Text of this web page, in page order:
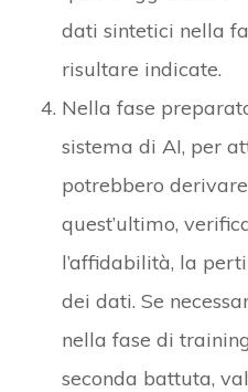
dati sintetici nella
risultare indicate.
Nella fase
sistema di AI, per
potrebbero
quest’ultimo,
l’affidabilità, la
dei dati. Se
nella fase di
seconda battuta,